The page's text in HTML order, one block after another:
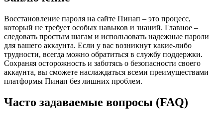
Восстановление пароля на сайте Пинап – это процесс,
который не требует особых навыков и знаний. Главное –
следовать простым шагам и использовать надежные пароли
для вашего аккаунта. Если у вас возникнут какие-либо
трудности, всегда можно обратиться в службу поддержки.
Сохраняя осторожность и заботясь о безопасности своего
аккаунта, вы сможете наслаждаться всеми преимуществами
платформы Пинап без лишних проблем.
Часто задаваемые вопросы (FAQ)